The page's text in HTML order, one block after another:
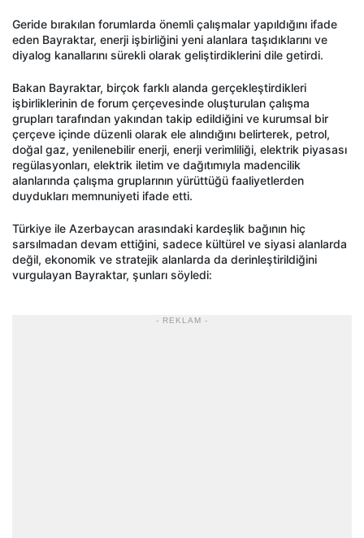
Geride bırakılan forumlarda önemli çalışmalar yapıldığını ifade
eden Bayraktar, enerji işbirliğini yeni alanlara taşıdıklarını ve
diyalog kanallarını sürekli olarak geliştirdiklerini dile getirdi.
Bakan Bayraktar, birçok farklı alanda gerçekleştirdikleri
işbirliklerinin de forum çerçevesinde oluşturulan çalışma
grupları tarafından yakından takip edildiğini ve kurumsal bir
çerçeve içinde düzenli olarak ele alındığını belirterek, petrol,
doğal gaz, yenilenebilir enerji, enerji verimliliği, elektrik piyasası
regülasyonları, elektrik iletim ve dağıtımıyla madencilik
alanlarında çalışma gruplarının yürüttüğü faaliyetlerden
duydukları memnuniyeti ifade etti.
Türkiye ile Azerbaycan arasındaki kardeşlik bağının hiç
sarsılmadan devam ettiğini, sadece kültürel ve siyasi alanlarda
değil, ekonomik ve stratejik alanlarda da derinleştirildiğini
vurgulayan Bayraktar, şunları söyledi:
- REKLAM -